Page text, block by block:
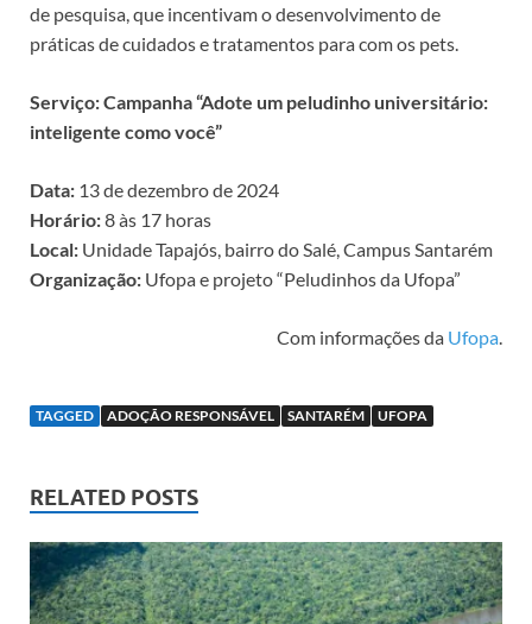
de pesquisa, que incentivam o desenvolvimento de
práticas de cuidados e tratamentos para com os pets.
Serviço: Campanha “Adote um peludinho universitário:
inteligente como você”
Data: 13 de dezembro de 2024
Horário:8 às 17 horas
Local: Unidade Tapajós, bairro do Salé, Campus Santarém
Organização: Ufopa e projeto “Peludinhos da Ufopa”
Com informações da Ufopa
TAGGED ADOÇÃO RESPONSÁVEL SANTARÉM UFOPA
RELATED POSTS